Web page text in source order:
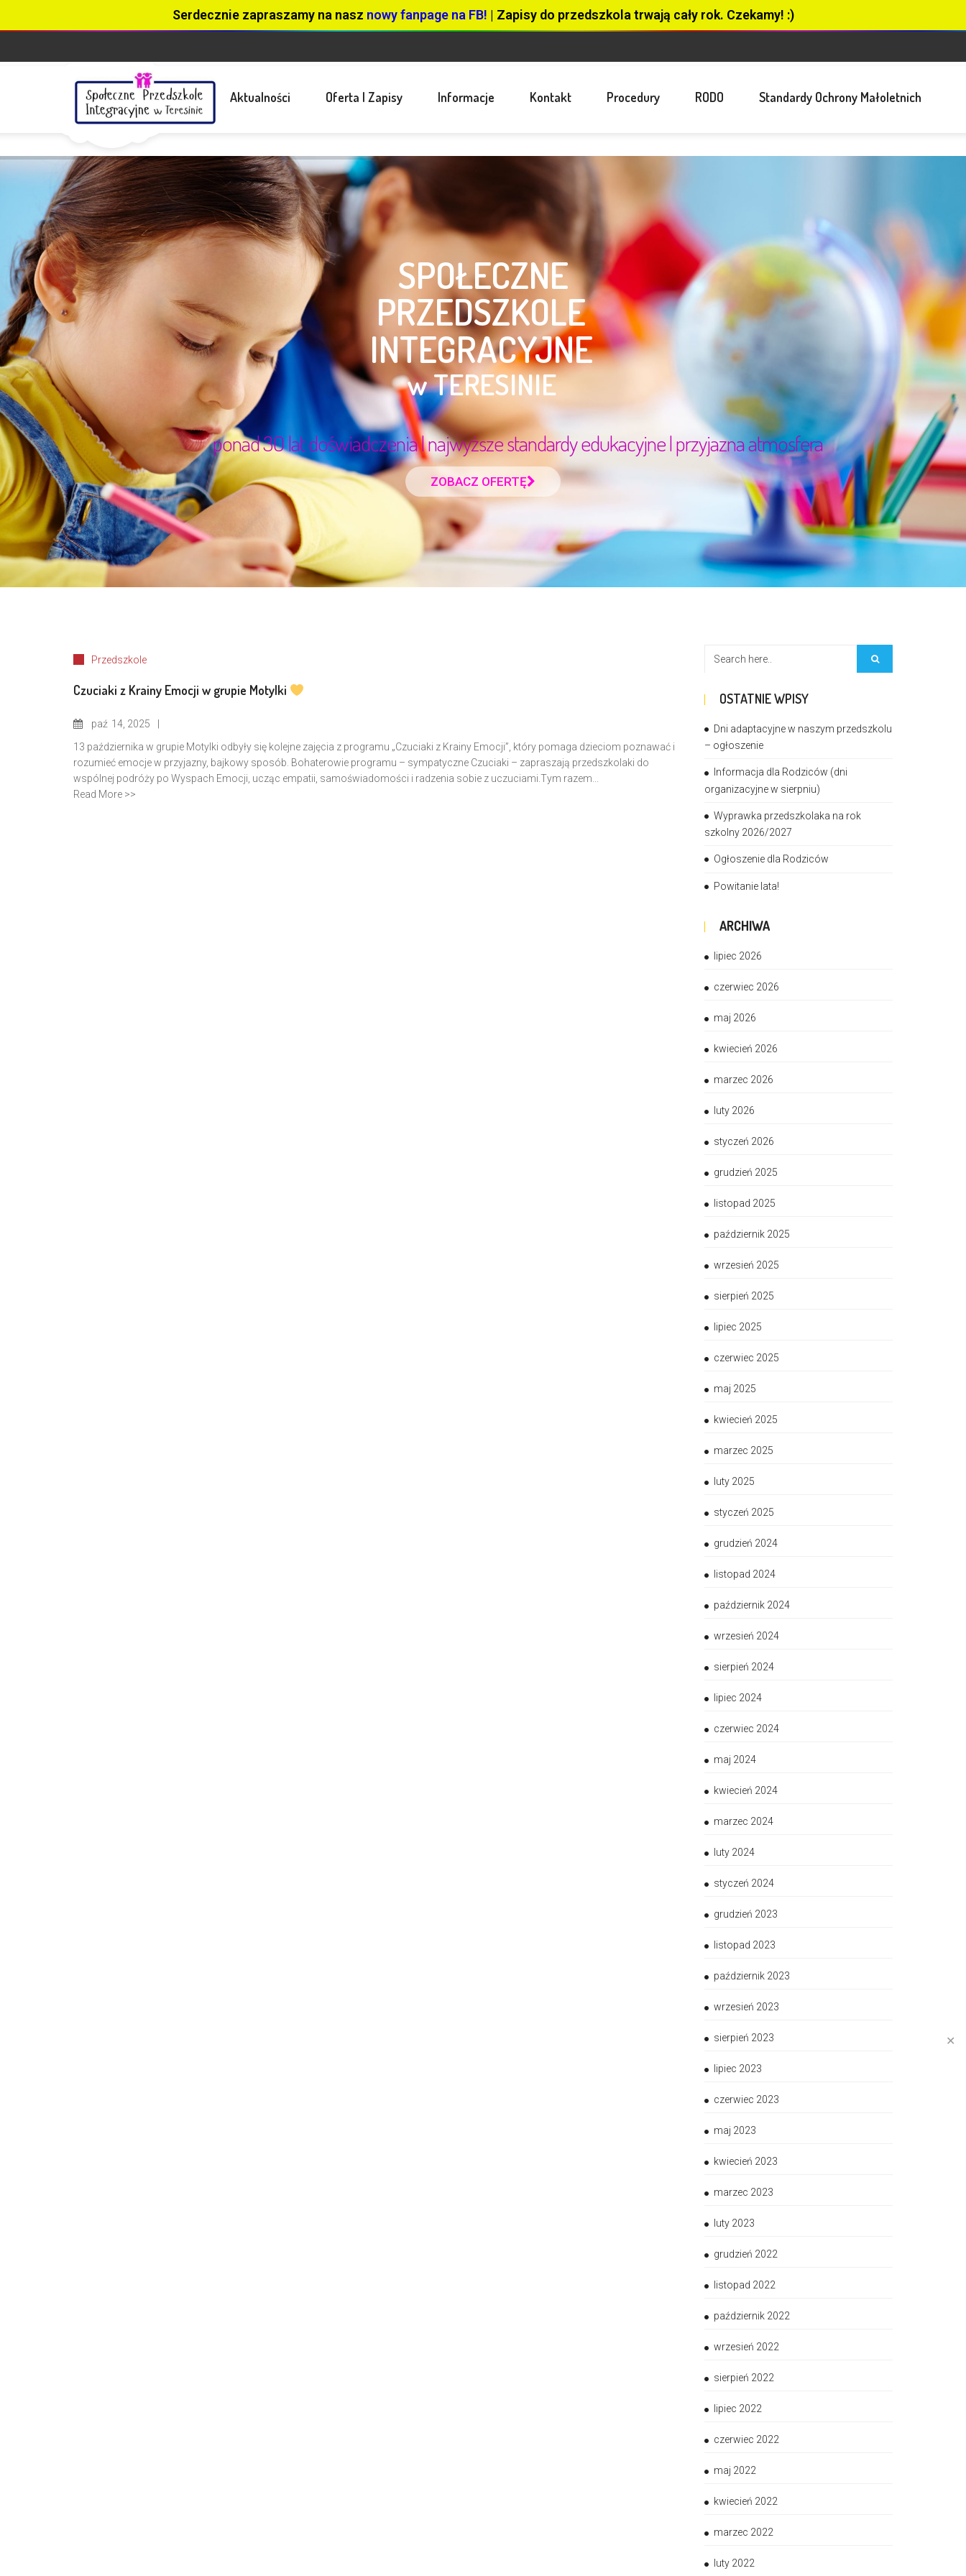
Serdecznie zapraszamy na nasz nowy fanpage na FB! | Zapisy do przedszkola trwają cały rok. Czekamy! :)
✕
Aktualności Oferta I Zapisy Informacje Kontakt Procedury RODO Standardy Ochrony Małoletnich
Przedszkole
Czuciaki z Krainy Emocji w grupie Motylki
paź 14, 2025
13 października w grupie Motylki odbyły się kolejne zajęcia z programu „Czuciaki z Krainy Emocji”, który pomaga dzieciom poznawać i
rozumieć emocje w przyjazny, bajkowy sposób. Bohaterowie programu – sympatyczne Czuciaki – zapraszają przedszkolaki do
wspólnej podróży po Wyspach Emocji, ucząc empatii, samoświadomości i radzenia sobie z uczuciami.Tym razem...
Read More >>
OSTATNIE WPISY
Dni adaptacyjne w naszym przedszkolu
– ogłoszenie
Informacja dla Rodziców (dni
organizacyjne w sierpniu)
Wyprawka przedszkolaka na rok
szkolny 2026/2027
Ogłoszenie dla Rodziców
Powitanie lata!
ARCHIWA
lipiec 2026
czerwiec 2026
maj 2026
kwiecień 2026
marzec 2026
luty 2026
styczeń 2026
grudzień 2025
listopad 2025
październik 2025
wrzesień 2025
sierpień 2025
lipiec 2025
czerwiec 2025
maj 2025
kwiecień 2025
marzec 2025
luty 2025
styczeń 2025
grudzień 2024
listopad 2024
październik 2024
wrzesień 2024
sierpień 2024
lipiec 2024
czerwiec 2024
maj 2024
kwiecień 2024
marzec 2024
luty 2024
styczeń 2024
grudzień 2023
listopad 2023
październik 2023
wrzesień 2023
sierpień 2023
lipiec 2023
czerwiec 2023
maj 2023
kwiecień 2023
marzec 2023
luty 2023
grudzień 2022
listopad 2022
październik 2022
wrzesień 2022
sierpień 2022
lipiec 2022
czerwiec 2022
maj 2022
kwiecień 2022
marzec 2022
luty 2022